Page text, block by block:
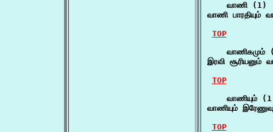
    வாணி (1)
வாணி பாரதியும்
TOP
வாணிகமும்
இரவி சூரியனும்
TOP
வாணியும்
வாணியும்
TOP